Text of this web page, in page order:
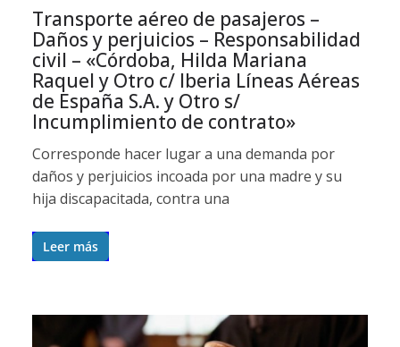
Transporte aéreo de pasajeros –
Daños y perjuicios – Responsabilidad
civil – «Córdoba, Hilda Mariana
Raquel y Otro c/ Iberia Líneas Aéreas
de España S.A. y Otro s/
Incumplimiento de contrato»
Corresponde hacer lugar a una demanda por
daños y perjuicios incoada por una madre y su
hija discapacitada, contra una
Leer más